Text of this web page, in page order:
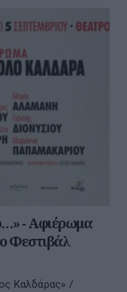
- Αφιέρωμα
Φεστιβάλ
Καλδάρας» /